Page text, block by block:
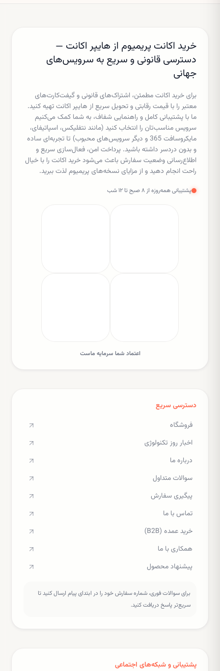
خرید اکانت پریمیوم از هایپر اکانت —
دسترسی قانونی و سریع به سرویس‌های
جهانی
برای خرید اکانت مطمئن، اشتراک‌های قانونی و گیفت‌کارت‌های
معتبر را با قیمت رقابتی و تحویل سریع از هایپر اکانت تهیه کنید.
ما با پشتیبانی کامل و راهنمایی شفاف، به شما کمک می‌کنیم
سرویس مناسب‌تان را انتخاب کنید (مانند نتفلیکس، اسپاتیفای،
مایکروسافت 365 و دیگر سرویس‌های محبوب) تا تجربه‌ای ساده
و بدون دردسر داشته باشید. پرداخت امن، فعال‌سازی سریع و
اطلاع‌رسانی وضعیت سفارش باعث می‌شود خرید اکانت را با خیال
راحت انجام دهید و از مزایای نسخه‌های پریمیوم لذت ببرید.
پشتیبانی همه‌روزه از ۸ صبح تا ۱۲ شب
اعتماد شما سرمایه ماست
دسترسی سریع
فروشگاه
اخبار روز تکنولوژی
درباره ما
سوالات متداول
پیگیری سفارش
تماس با ما
خرید عمده (B2B)
همکاری با ما
پیشنهاد محصول
برای سوالات فوری، شماره سفارش خود را در ابتدای پیام ارسال کنید تا
سریع‌تر پاسخ دریافت کنید.
پشتیبانی و شبکه‌های اجتماعی